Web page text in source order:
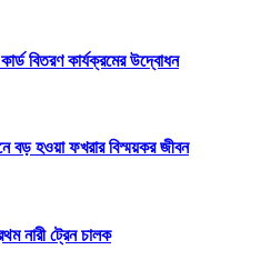
বিতরণ কার্যক্রমের উদ্বোধন
বড় হওয়া ফখরার বিস্ময়কর জীবন
নারী ট্রেন চালক